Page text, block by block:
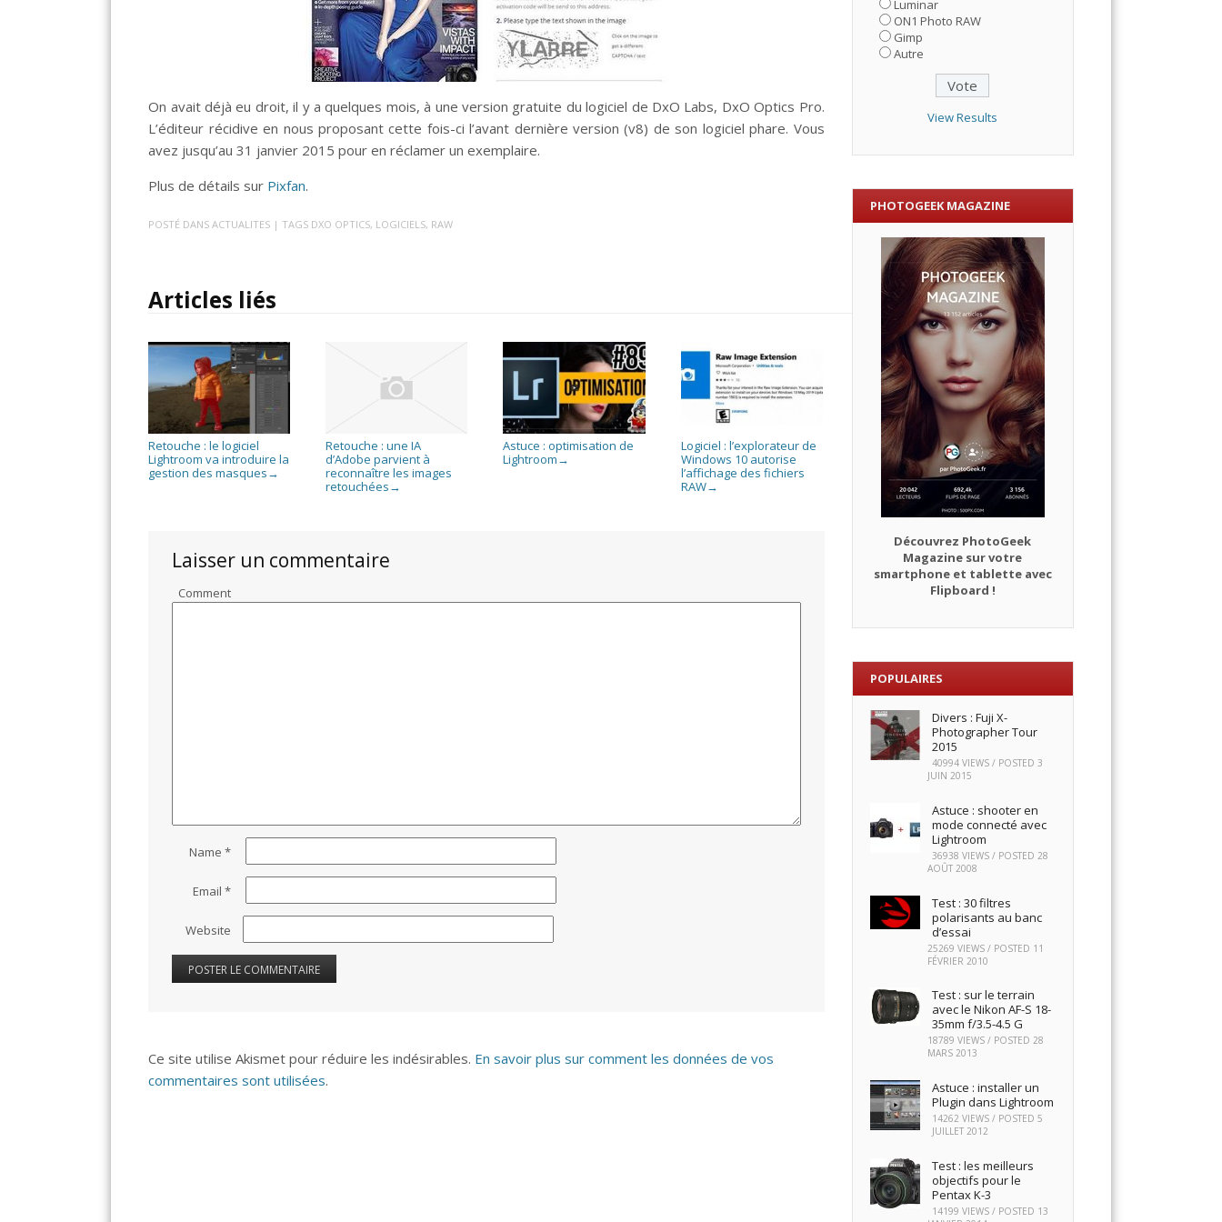
On avait déjà eu droit, il y a quelques mois, à une version gratuite du logiciel de DxO Labs, DxO Optics Pro.
L’éditeur récidive en nous proposant cette fois-ci l’avant dernière version (v8) de son logiciel phare. Vous
avez jusqu’au 31 janvier 2015 pour en réclamer un exemplaire.
Plus de détails sur Pixfan.
POSTÉ DANSACTUALITES | TAGS DXO OPTICS, LOGICIELS, RAW
Articles liés
Retouche : le logiciel
Lightroom va introduire la
gestion des masques →
Retouche : une IA
d’Adobe parvient à
reconnaître les images
retouchées →
Astuce : optimisation de
Lightroom →
Logiciel : l’explorateur de
Windows 10 autorise
l’affichage des fichiers
RAW→
Laisser un commentaire
Comment
Name*
Email*
Website
Ce site utilise Akismet pour réduire les indésirables. En savoir plus sur comment les données de vos
commentaires sont utilisées.
Luminar
ON1 Photo RAW
Gimp
Autre
View Results
PHOTOGEEK MAGAZINE
Découvrez PhotoGeek
Magazine sur votre
smartphone et tablette avec
Flipboard !
POPULAIRES
Divers : Fuji X-
Photographer Tour
2015
40994 VIEWS / POSTED3
JUIN 2015
Astuce : shooter en
mode connecté avec
Lightroom
36938 VIEWS / POSTED28
AOÛT 2008
Test : 30 filtres
polarisants au banc
d’essai
25269 VIEWS / POSTED 11
FÉVRIER 2010
Test : sur le terrain
avec le Nikon AF-S 18-
35mm f/3.5-4.5 G
18789 VIEWS / POSTED28
MARS 2013
Astuce : installer un
Plugin dans Lightroom
14262 VIEWS / POSTED5
JUILLET 2012
Test : les meilleurs
objectifs pour le
Pentax K-3
14199 VIEWS / POSTED 13